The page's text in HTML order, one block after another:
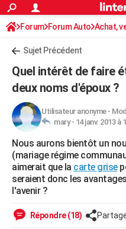
ACTUALITÉS
Politique
Société
Faits Divers
Education
Monde
Villes
+
Programme TV
TNTStreaming
Cinéma
Sorties cinéma
Musique
FINANCE
Retraite
Impôts
Epargne
Immobilier
Risques naturels par ville
Banque
Assurance
Crédit
AUTO
Essais
Réserver un essai
Citadines
Berlines
SUV
Forum auto
HIGH-TECH
Mobiles
Meilleur smartphone
Internet
Ordinateurs
Jeux vidéo
Guide high-tech
+BRICOLAGE
Forum
Aménagement intérieur
Extérieur
Cuisine
Salle de bains
Jardinage
Rangement
WEEK-END
LIFESTYLE
Forum Forum Auto Achat,
Démarches administratives
Sujet Précédent
Quel intérêt de faire
deux noms d'époux ?
Utilisateur anonyme-
mary - 14 janv. 2013 à
Nous aurons bientôt un
(mariage régime
aimerait que la carte grise
seraient donc les
l'avenir ?
Répondre (18)